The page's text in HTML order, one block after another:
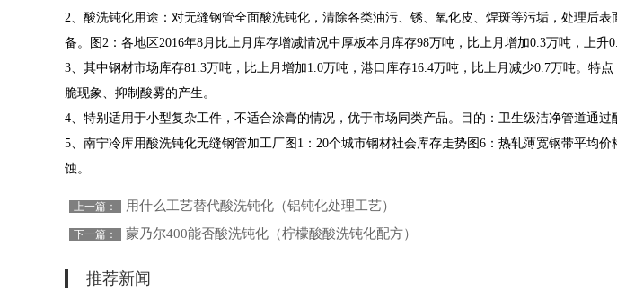
2、酸洗钝化用途：对无缝钢管全面酸洗钝化，清除各类油污、锈、氧化皮、焊斑等污垢，处理后
备。图2：各地区2016年8月比上月库存增减情况中厚板本月库存98万吨，比上月增加0.3万吨，上升
3、其中钢材市场库存81.3万吨，比上月增加1.0万吨，港口库存16.4万吨，比上月减少0.7万吨。
脆现象、抑制酸雾的产生。
4、特别适用于小型复杂工件，不适合涂膏的情况，优于市场同类产品。目的：卫生级洁净管道通
5、南宁冷库用酸洗钝化无缝钢管加工厂图1：20个城市钢材社会库存走势图6：热轧薄宽钢带平均
蚀。
上一篇： 用什么工艺替代酸洗钝化（铝钝化处理工艺）
下一篇： 蒙乃尔400能否酸洗钝化（柠檬酸酸洗钝化配方）
推荐新闻